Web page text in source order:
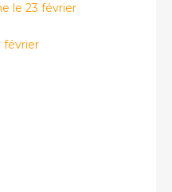
le 23 février
février